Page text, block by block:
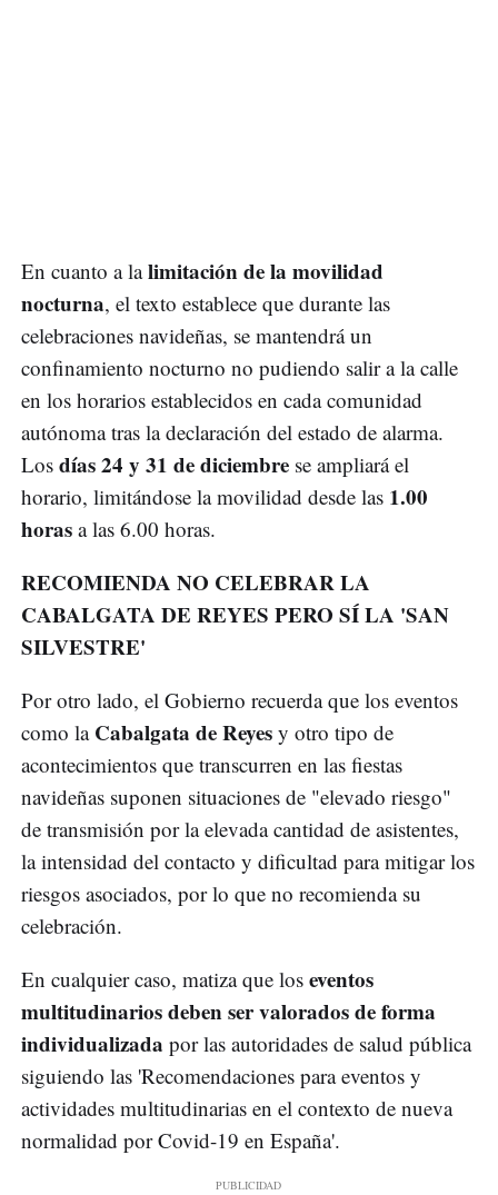
En cuanto a lalimitación de la movilidad
nocturna, el texto establece que durante las
celebraciones navideñas, se mantendrá un
confinamiento nocturno no pudiendo salir a la calle
en los horarios establecidos en cada comunidad
autónoma tras la declaración del estado de alarma.
Los días 24 y 31 de diciembre se ampliará el
horario, limitándose la movilidad desde las 1.00
horas a las 6.00 horas.
RECOMIENDA NO CELEBRAR LA
CABALGATA DE REYES PERO SÍ LA 'SAN
SILVESTRE'
Por otro lado, el Gobierno recuerda que los eventos
como laCabalgata de Reyes y otro tipo de
acontecimientos que transcurren en las fiestas
navideñas suponen situaciones de "elevado riesgo"
de transmisión por la elevada cantidad de asistentes,
la intensidad del contacto y dificultad para mitigar los
riesgos asociados, por lo que no recomienda su
celebración.
En cualquier caso, matiza que los eventos
multitudinarios deben ser valorados de forma
individualizada por las autoridades de salud pública
siguiendo las 'Recomendaciones para eventos y
actividades multitudinarias en el contexto de nueva
normalidad por Covid-19 en España'.